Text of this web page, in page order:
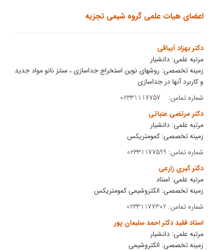
اعضای هیات علمی گروه شیمی تجزیه
دکتر بهزاد آیباقی
مرتبه علمی: دانشیار
زمینه تخصصی: روشهای نوین استخراج جداسازی ، سنتز نانو مواد جدید
و کاربرد آنها در جداسازی
شماره تماس: 02331117757
دکتر مرتضی عتباتی
مرتبه علمی: دانشیار
زمینه تخصصی: کمومتریکس
شماره تماس: 02331177599
دکتر کبری زارعی
مرتبه علمی: استاد
زمینه تخصصی: الکتروشیمی کمومتریکس
شماره تماس: 02331177302
استاد فقید دکتر احمد سلیمان پور
مرتبه علمی: دانشیار
زمینه تخصصی: الکتروشیمی